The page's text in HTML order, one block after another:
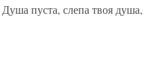
пуста, слепа твоя душа,